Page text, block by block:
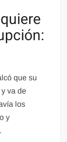
que su
va de
los
y